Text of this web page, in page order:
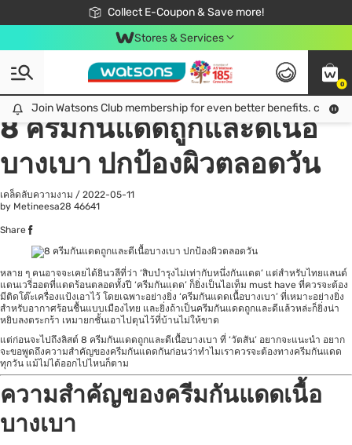
Collect E-Coupon & Save more!
🎉Extra 10% Off Your First Online Order!
📦Free Delivery when shop 499฿
Be Watsons member!
Stores & Services
0
Join Watsons Club membership for even better benefits. click!
Join Watsons Club membership for even better benefits. click!
All
ดูแลสุขภาพ
8 ครีมกันแดดถูกและดีเนื้อ
บางเบา ปกป้องผิวตลอดวัน
เคล็ดลับความงาม / 2022-05-11
by Metineesa28 46641
Share
หลาย ๆ คนอาจจะเคยได้ยินวลีที่ว่า ‘สิบบำรุงไม่เท่ากับหนึ่งกันแดด’ แต่สำหรับไทยแลนด์
แดนเวรี่ฮอตที่แดดร้อนตลอดทั้งปี ‘ครีมกันแดด’ ก็ยิ่งเป็นไอเท็ม must have ที่ควรจะต้อง
มีติดโต๊ะเครื่องแป้งเอาไว้ โดยเฉพาะอย่างยิ่ง ‘ครีมกันแดดเนื้อบางเบา’ ที่เหมาะอย่างยิ่ง
สำหรับอากาศร้อนชื้นแบบเมืองไทย และยิ่งถ้าเป็นครีมกันแดดถูกและดีแล้วหล่ะก็ยิ่งน่า
หยิบลงตระกร้า เหมายกชั้นเอาไปตุนไว้ที่บ้านไม่ให้ขาด
แต่ก่อนจะไปถึงลิสต์ 8 ครีมกันแดดถูกและดีเนื้อบางเบา ที่ ‘วัตสัน’ อยากจะแนะนำ อยาก
จะขอพูดถึงความสำคัญของครีมกันแดดกันก่อนว่าทำไมเราควรจะต้องทางครีมกันแดด
ทุกวัน แม้ไม่ได้ออกไปไหนก็ตาม
ความสำคัญของครีมกันแดดเนื้อ
บางเบา